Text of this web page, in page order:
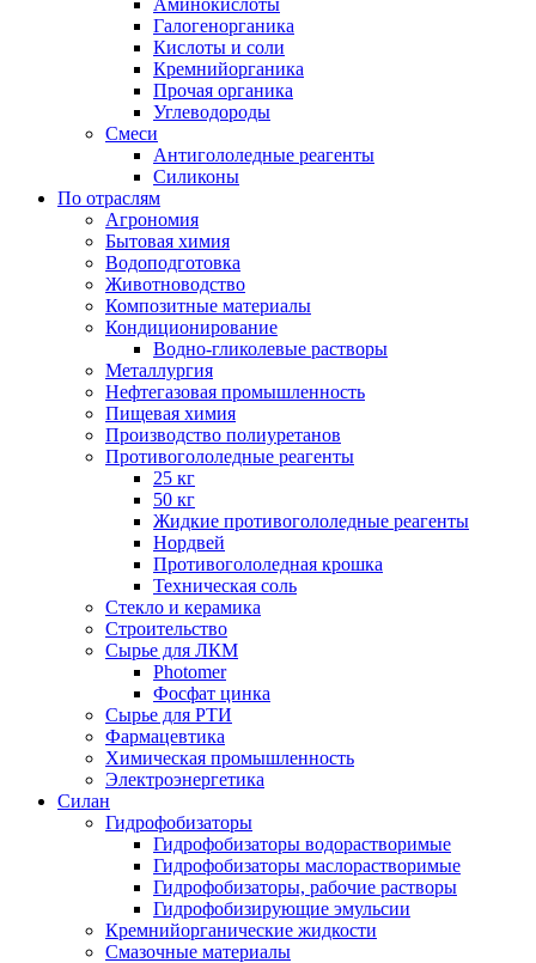
Галогенорганика
Кислоты и соли
Кремнийорганика
Прочая органика
Углеводороды
Смеси
Антигололедные реагенты
Силиконы
По отраслям
Агрономия
Бытовая химия
Водоподготовка
Животноводство
Композитные материалы
Кондиционирование
Водно-гликолевые растворы
Металлургия
Нефтегазовая промышленность
Пищевая химия
Производство полиуретанов
Противогололедные реагенты
25 кг
50 кг
Жидкие противогололедные реагенты
Нордвей
Противогололедная крошка
Техническая соль
Стекло и керамика
Строительство
Сырье для ЛКМ
Photomer
Фосфат цинка
Сырье для РТИ
Фармацевтика
Химическая промышленность
Электроэнергетика
Силан
Гидрофобизаторы
Гидрофобизаторы водорастворимые
Гидрофобизаторы маслорастворимые
Гидрофобизаторы, рабочие растворы
Гидрофобизирующие эмульсии
Кремнийорганические жидкости
Смазочные материалы